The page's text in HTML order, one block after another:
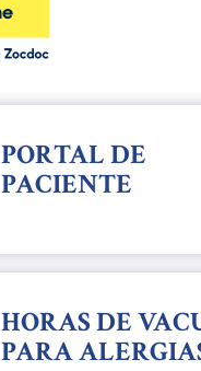
PORTAL DE
PACIENTE
HORAS DE
PARA